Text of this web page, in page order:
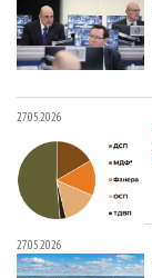
27.05.2026
27.05.2026